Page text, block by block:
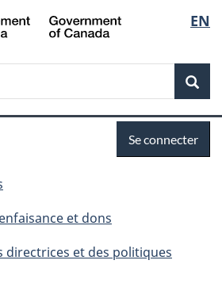
Passer
au
Passer
à
du
Passer
à
simplifiée
de
la
EN
connecter
Se connecter
et dons
directrices et des politiques